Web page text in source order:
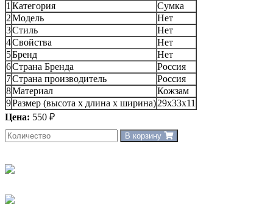
1 Категория
Сумка
2Модель
Нет
3Стиль
Нет
4Свойства
Нет
5Бренд
Нет
6Страна Бренда
Россия
7Страна производитель
Россия
8Материал
Кожзам
9Размер (высота х длина х ширина)29x33x11
Цена: 550 ₽
В корзину